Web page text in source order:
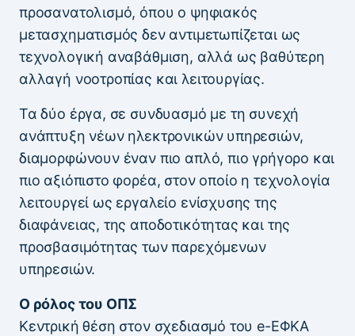
προσανατολισμό, όπου ο ψηφιακός
μετασχηματισμός δεν αντιμετωπίζεται ως
τεχνολογική αναβάθμιση, αλλά ως βαθύτερη
αλλαγή νοοτροπίας και λειτουργίας.
Τα δύο έργα, σε συνδυασμό με τη συνεχή
ανάπτυξη νέων ηλεκτρονικών υπηρεσιών,
διαμορφώνουν έναν πιο απλό, πιο γρήγορο και
πιο αξιόπιστο φορέα, στον οποίο η τεχνολογία
λειτουργεί ως εργαλείο ενίσχυσης της
διαφάνειας, της αποδοτικότητας και της
προσβασιμότητας των παρεχόμενων
υπηρεσιών.
Ο ρόλος του ΟΠΣ
Κεντρική θέση στον σχεδιασμό του e-ΕΦΚΑ